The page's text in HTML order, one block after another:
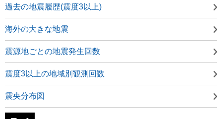
過去の地震履歴(震度3以上)
海外の大きな地震
震源地ごとの地震発生回数
震度3以上の地域別観測回数
震央分布図